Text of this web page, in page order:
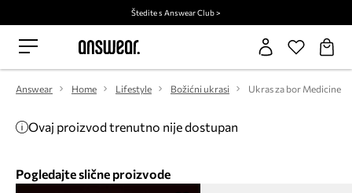
Štedite s Answear Club >
Answear Home Lifestyle Božićni ukrasi Ukras za bor Medicine
Ovaj proizvod trenutno nije dostupan
Pogledajte slične proizvode